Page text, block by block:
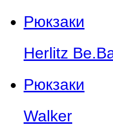
Рюкзаки
Herlitz
Рюкзаки
Walker